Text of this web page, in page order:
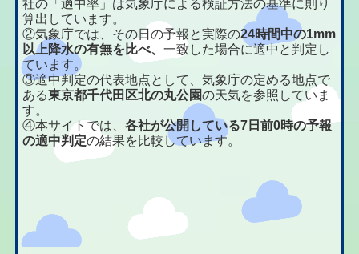
社の「適中率」は気象庁による検証方法の基準に則り
算出しています。
②気象庁では、その日の予報と実際の24時間中の1mm
以上降水の有無を比べ、一致した場合に適中と判定し
ています。
③適中判定の代表地点として、気象庁の定める地点で
ある東京都千代田区北の丸公園の天気を参照していま
す。
④本サイトでは、各社が公開している7日前0時の予報
の適中判定の結果を比較しています。